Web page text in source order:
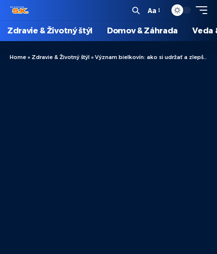
Aa
Zdravie & Životný štýl Domov & Záhrada Veda
Home » Zdravie & Životný štýl » Význam bielkovín: ako si udržať a zlepšiť zdravie?